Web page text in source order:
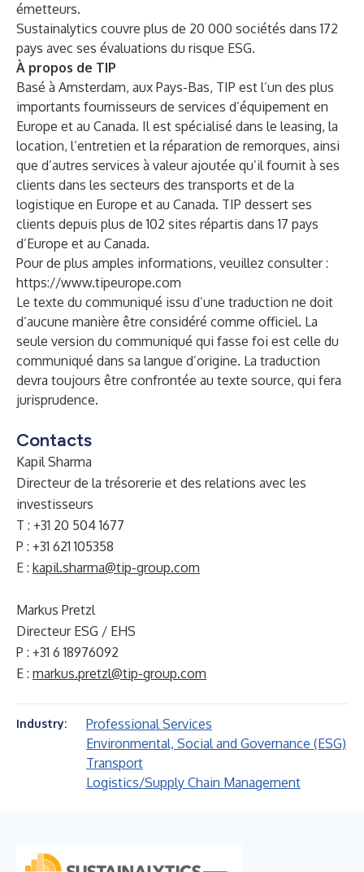
émetteurs.
Sustainalytics couvre plus de 20 000 sociétés dans 172
pays avec ses évaluations du risque ESG.
À propos de TIP
Basé à Amsterdam, aux Pays-Bas, TIP est l’un des plus
importants fournisseurs de services d’équipement en
Europe et au Canada. Il est spécialisé dans le leasing, la
location, l’entretien et la réparation de remorques, ainsi
que d’autres services à valeur ajoutée qu’il fournit à ses
clients dans les secteurs des transports et de la
logistique en Europe et au Canada. TIP dessert ses
clients depuis plus de 102 sites répartis dans 17 pays
d’Europe et au Canada.
Pour de plus amples informations, veuillez consulter :
https://www.tipeurope.com
Le texte du communiqué issu d’une traduction ne doit
d’aucune manière être considéré comme officiel. La
seule version du communiqué qui fasse foi est celle du
communiqué dans sa langue d’origine. La traduction
devra toujours être confrontée au texte source, qui fera
jurisprudence.
Contacts
Kapil Sharma
Directeur de la trésorerie et des relations avec les
investisseurs
T : +31 20 504 1677
P : +31 621 105358
E : kapil.sharma@tip-group.com
Markus Pretzl
Directeur ESG / EHS
P : +31 6 18976092
E : markus.pretzl@tip-group.com
Industry:
Professional Services
Environmental, Social and Governance (ESG)
Transport
Logistics/Supply Chain Management